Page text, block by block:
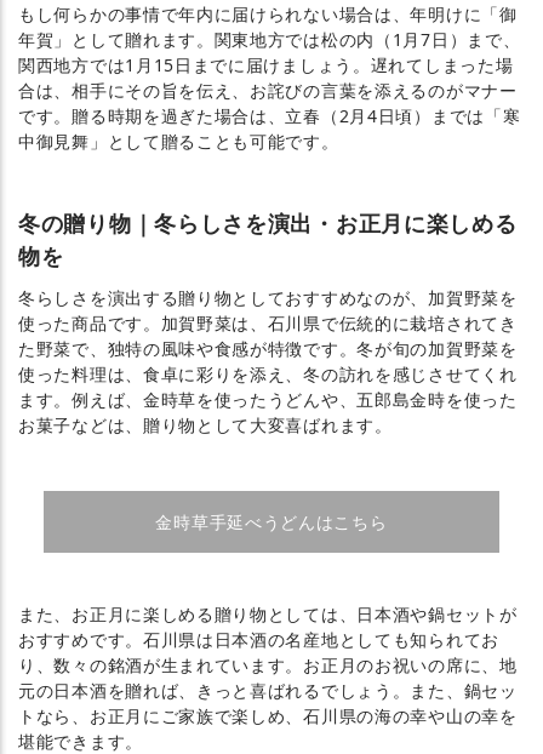
もし何らかの事情で年内に届けられない場合は、年明けに「御
年賀」として贈れます。関東地方では松の内（1月7日）まで、
関西地方では1月15日までに届けましょう。遅れてしまった場
合は、相手にその旨を伝え、お詫びの言葉を添えるのがマナー
です。贈る時期を過ぎた場合は、立春（2月4日頃）までは「寒
中御見舞」として贈ることも可能です。
冬の贈り物｜冬らしさを演出・お正月に楽しめる
物を
冬らしさを演出する贈り物としておすすめなのが、加賀野菜を
使った商品です。加賀野菜は、石川県で伝統的に栽培されてき
た野菜で、独特の風味や食感が特徴です。冬が旬の加賀野菜を
使った料理は、食卓に彩りを添え、冬の訪れを感じさせてくれ
ます。例えば、金時草を使ったうどんや、五郎島金時を使った
お菓子などは、贈り物として大変喜ばれます。
金時草手延べうどんはこちら
また、お正月に楽しめる贈り物としては、日本酒や鍋セットが
おすすめです。石川県は日本酒の名産地としても知られてお
り、数々の銘酒が生まれています。お正月のお祝いの席に、地
元の日本酒を贈れば、きっと喜ばれるでしょう。また、鍋セッ
トなら、お正月にご家族で楽しめ、石川県の海の幸や山の幸を
堪能できます。